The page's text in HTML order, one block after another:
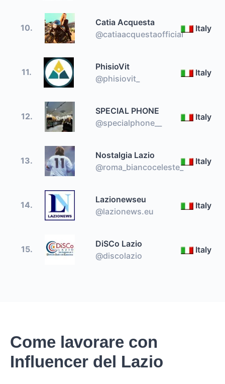
10.
Catia Acquesta
@catiaacquestaofficial
Italy
11.
PhisioVit
@phisiovit_
Italy
12.
SPECIAL PHONE
@specialphone__
Italy
13.
Nostalgia Lazio
@roma_biancoceleste_
Italy
14.
Lazionewseu
@lazionews.eu
Italy
15.
DiSCo Lazio
@discolazio
Italy
Come lavorare con
Influencer del Lazio